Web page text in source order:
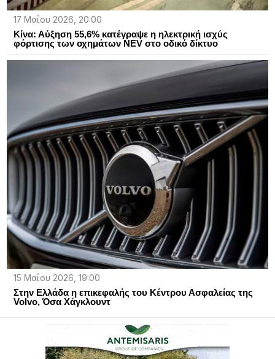
17 Μαΐου 2026, 20:00
Κίνα: Αύξηση 55,6% κατέγραψε η ηλεκτρική ισχύς
φόρτισης των οχημάτων NEV στο οδικό δίκτυο
15 Μαΐου 2026, 19:00
Στην Ελλάδα η επικεφαλής του Κέντρου Ασφαλείας της
Volvo, Όσα Χάγκλουντ